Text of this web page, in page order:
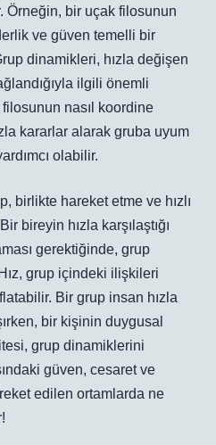
Örneğin, bir uçak filosunun
ve güven temelli bir
dinamikleri, hızla değişen
ilgili önemli
nasıl koordine
kararlar alarak gruba uyum
olabilir.
birlikte hareket etme ve hızlı
bireyin hızla karşılaştığı
gerektiğinde, grup
grup içindeki ilişkileri
Bir grup insan hızla
bir kişinin duygusal
grup dinamiklerini
güven, cesaret ve
edilen ortamlarda ne